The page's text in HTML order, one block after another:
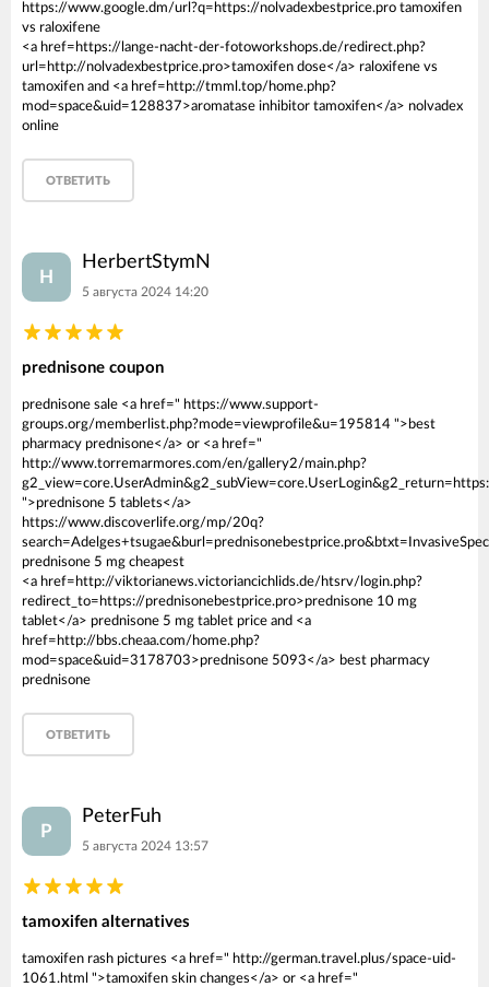
https://www.google.dm/url?q=https://nolvadexbestprice.pro tamoxifen
vs raloxifene
<a href=https://lange-nacht-der-fotoworkshops.de/redirect.php?
url=http://nolvadexbestprice.pro>tamoxifen dose</a> raloxifene vs
tamoxifen and <a href=http://tmml.top/home.php?
mod=space&uid=128837>aromatase inhibitor tamoxifen</a> nolvadex
online
ОТВЕТИТЬ
H
HerbertStymN
5 августа 2024 14:20
prednisone coupon
prednisone sale <a href=" https://www.support-
groups.org/memberlist.php?mode=viewprofile&u=195814 ">best
pharmacy prednisone</a> or <a href="
http://www.torremarmores.com/en/gallery2/main.php?
">prednisone 5 tablets</a>
https://www.discoverlife.org/mp/20q?
prednisone 5 mg cheapest
<a href=http://viktorianews.victoriancichlids.de/htsrv/login.php?
redirect_to=https://prednisonebestprice.pro>prednisone 10 mg
tablet</a> prednisone 5 mg tablet price and <a
href=http://bbs.cheaa.com/home.php?
mod=space&uid=3178703>prednisone 5093</a> best pharmacy
prednisone
ОТВЕТИТЬ
P
PeterFuh
5 августа 2024 13:57
tamoxifen alternatives
tamoxifen rash pictures <a href=" http://german.travel.plus/space-uid-
1061.html ">tamoxifen skin changes</a> or <a href="